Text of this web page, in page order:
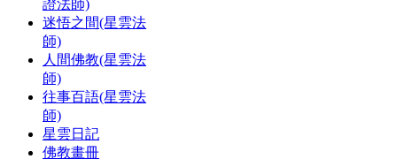
證法師)
迷悟之間(星雲法
師)
人間佛教(星雲法
師)
往事百語(星雲法
師)
星雲日記
佛教畫冊